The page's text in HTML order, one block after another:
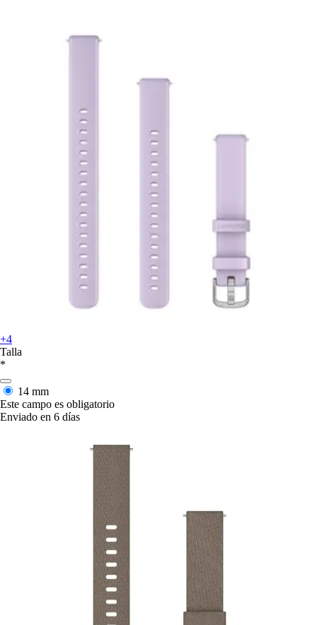
+4
Talla
*
14 mm
Este campo es obligatorio
Enviado en 6 días